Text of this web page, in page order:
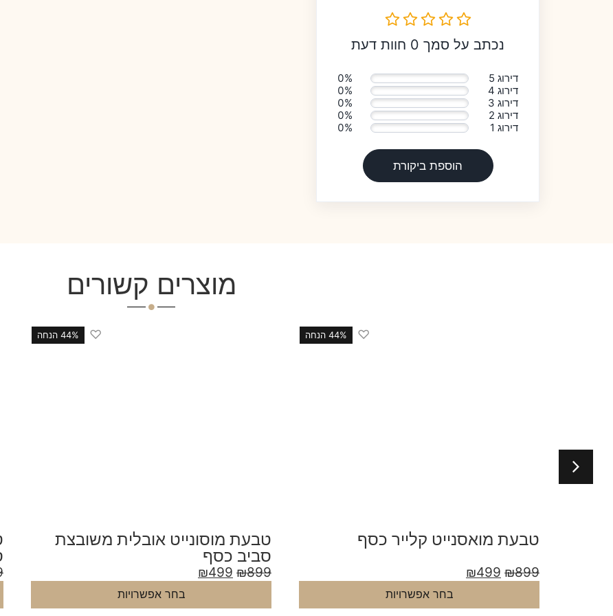
נכתב על סמך 0 חוות דעת
דירוג 5
0%
דירוג 4
0%
דירוג 3
0%
דירוג 2
0%
דירוג 1
0%
הוספת ביקורת
מוצרים קשורים
44% הנחה ♡
טבעת מואסנייט קלייר כסף
₪899
₪499
בחר אפשרויות
44% הנחה ♡
טבעת מוסונייט אובלית משובצת
סביב כסף
₪899
₪499
בחר אפשרויות